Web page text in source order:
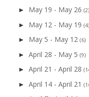
► May 19 - May 26 (2)
► May 12 - May 19 (4)
► May 5 - May 12 (6)
► April 28 - May 5 (9)
► April 21 - April 28
► April 14 - April 21